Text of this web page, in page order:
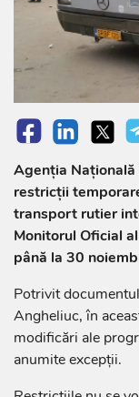
Agenția
restricții
transport rutier
Monitorul Oficial
până la 30
Potrivit
Angheliuc, în
modificări ale
anumite excepții.